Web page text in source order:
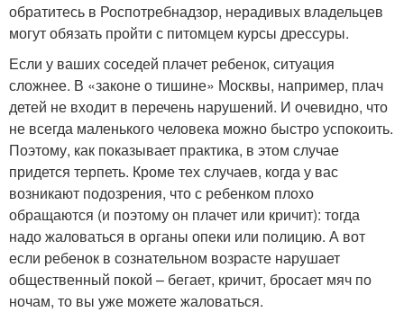
обратитесь в Роспотребнадзор, нерадивых владельцев
могут обязать пройти с питомцем курсы дрессуры.
Если у ваших соседей плачет ребенок, ситуация
сложнее. В «законе о тишине» Москвы, например, плач
детей не входит в перечень нарушений. И очевидно, что
не всегда маленького человека можно быстро успокоить.
Поэтому, как показывает практика, в этом случае
придется терпеть. Кроме тех случаев, когда у вас
возникают подозрения, что с ребенком плохо
обращаются (и поэтому он плачет или кричит): тогда
надо жаловаться в органы опеки или полицию. А вот
если ребенок в сознательном возрасте нарушает
общественный покой – бегает, кричит, бросает мяч по
ночам, то вы уже можете жаловаться.